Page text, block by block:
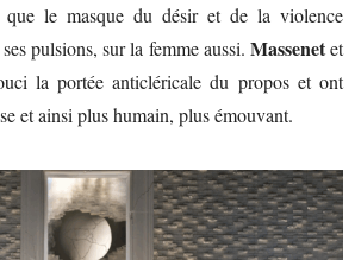
que le masque du désir et de la violence
pulsions, sur la femme aussi. Massenetet
la portée anticléricale du propos et ont
et ainsi plus humain, plus émouvant.